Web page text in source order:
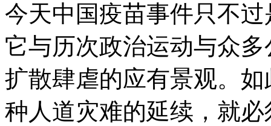
今天中国疫苗事件只不
它与历次政治运动与众
扩散肆虐的应有景观。
种人道灾难的延续，就